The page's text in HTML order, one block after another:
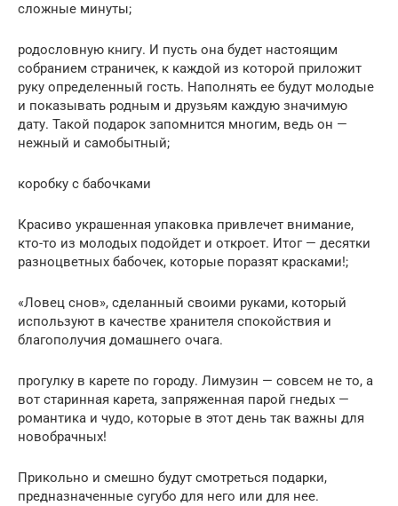
сложные минуты;
родословную книгу. И пусть она будет настоящим
собранием страничек, к каждой из которой приложит
руку определенный гость. Наполнять ее будут молодые
и показывать родным и друзьям каждую значимую
дату. Такой подарок запомнится многим, ведь он —
нежный и самобытный;
коробку с бабочками
Красиво украшенная упаковка привлечет внимание,
кто-то из молодых подойдет и откроет. Итог — десятки
разноцветных бабочек, которые поразят красками!;
«Ловец снов», сделанный своими руками, который
используют в качестве хранителя спокойствия и
благополучия домашнего очага.
прогулку в карете по городу. Лимузин — совсем не то, а
вот старинная карета, запряженная парой гнедых —
романтика и чудо, которые в этот день так важны для
новобрачных!
Прикольно и смешно будут смотреться подарки,
предназначенные сугубо для него или для нее.